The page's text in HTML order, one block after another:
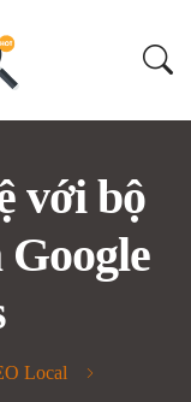
với bộ
Local